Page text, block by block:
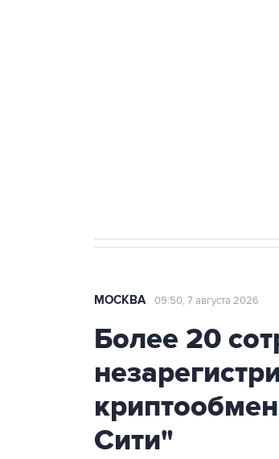
МОСКВА 09:50, 7 августа 2026
Более 20
Сити"